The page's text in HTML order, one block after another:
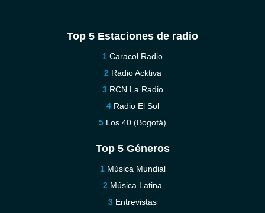
Top 5 Estaciones de radio
Caracol Radio
Radio Acktiva
RCN La Radio
Radio El Sol
Los 40 (Bogotá)
Top 5 Géneros
Música Mundial
Música Latina
Entrevistas